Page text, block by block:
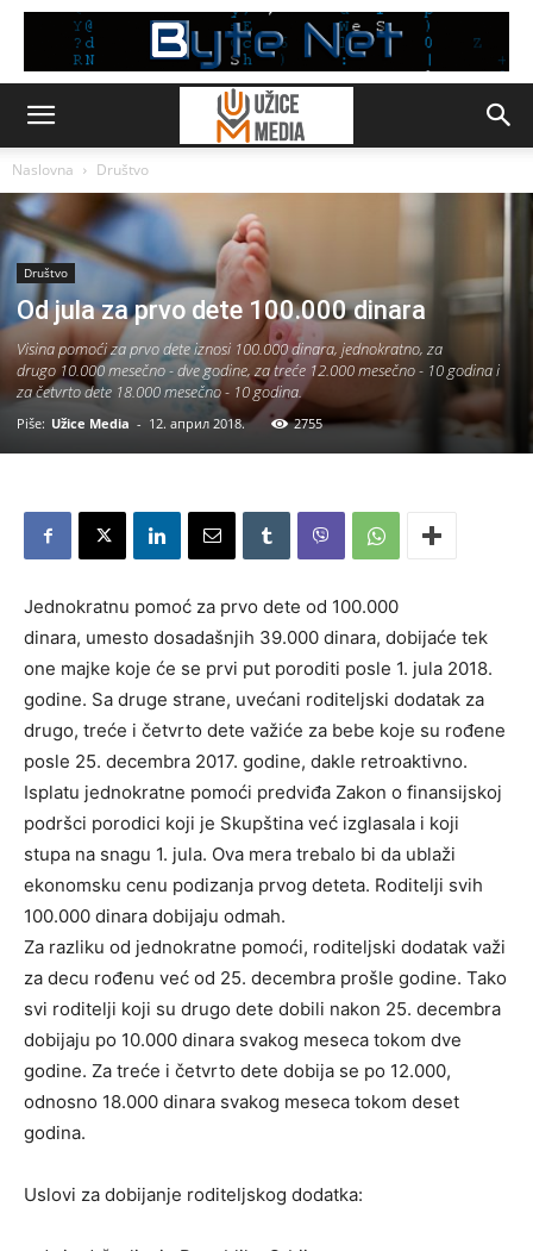
Naslovna Društvo
Društvo
Od jula za prvo dete 100.000 dinara
Visina pomoći za prvo dete iznosi 100.000 dinara, jednokratno, za
drugo 10.000 mesečno - dve godine, za treće 12.000 mesečno - 10 godina i
za četvrto dete 18.000 mesečno - 10 godina.
Piše: Užice Media - 12. април 2018. 2755
Jednokratnu pomoć za prvo dete od 100.000
dinara, umesto dosadašnjih 39.000 dinara, dobijaće tek
one majke koje će se prvi put poroditi posle 1. jula 2018.
godine. Sa druge strane, uvećani roditeljski dodatak za
drugo, treće i četvrto dete važiće za bebe koje su rođene
posle 25. decembra 2017. godine, dakle retroaktivno.
Isplatu jednokratne pomoći predviđa Zakon o finansijskoj
podršci porodici koji je Skupština već izglasala i koji
stupa na snagu 1. jula. Ova mera trebalo bi da ublaži
ekonomsku cenu podizanja prvog deteta. Roditelji svih
100.000 dinara dobijaju odmah.
Za razliku od jednokratne pomoći, roditeljski dodatak važi
za decu rođenu već od 25. decembra prošle godine. Tako
svi roditelji koji su drugo dete dobili nakon 25. decembra
dobijaju po 10.000 dinara svakog meseca tokom dve
godine. Za treće i četvrto dete dobija se po 12.000,
odnosno 18.000 dinara svakog meseca tokom deset
godina.
Uslovi za dobijanje roditeljskog dodatka: